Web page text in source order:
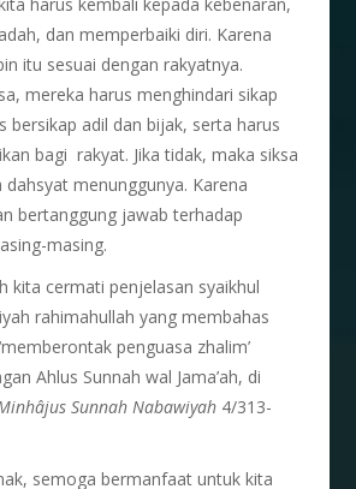
dan memperbaiki diri. Karena
itu sesuai dengan rakyatnya.
mereka harus menghindari sikap
bersikap adil dan bijak, serta harus
bagi rakyat. Jika tidak, maka siksa
dahsyat menunggunya. Karena
bertanggung jawab terhadap
masing.
kita cermati penjelasan syaikhul
rahimahullah yang membahas
penguasa zhalim’
Ahlus Sunnah wal Jama’ah, di
âjus Sunnah Nabawiyah 4/313-
semoga bermanfaat untuk kita